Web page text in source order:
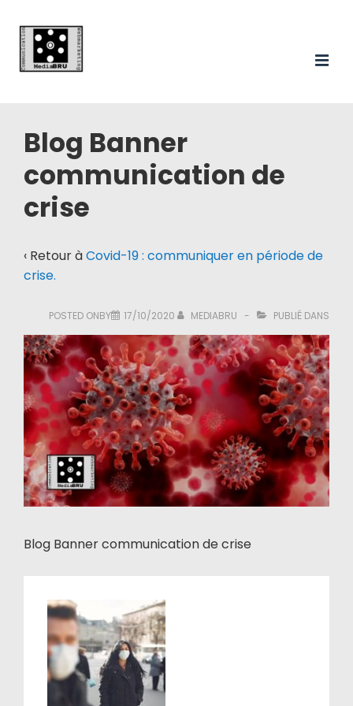
passer
contenu
Navigation
Blog Banner
communication de
crise
‹ Retour àCovid-19 : communiquer en période de
crise.
POSTED ONBY 17/10/2020 MEDIABRU PUBLIÉ DANS
Blog Banner communication de crise